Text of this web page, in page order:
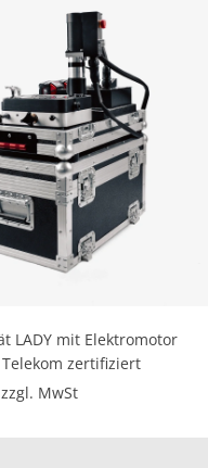
LADY mit Elektromotor
zertifiziert
zzgl. MwSt